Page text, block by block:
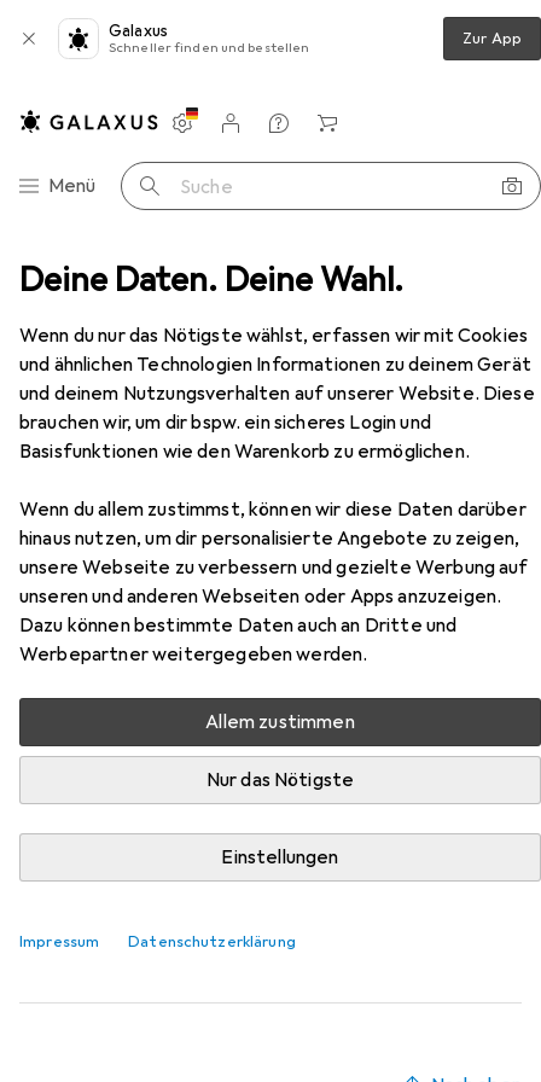
Deine Daten. Deine Wahl.
Wenn du nur das Nötigste wählst, erfassen wir mit Cookies
und ähnlichen Technologien Informationen zu deinem Gerät
und deinem Nutzungsverhalten auf unserer Website. Diese
brauchen wir, um dir bspw. ein sicheres Login und
Basisfunktionen wie den Warenkorb zu ermöglichen.
Wenn du allem zustimmst, können wir diese Daten darüber
hinaus nutzen, um dir personalisierte Angebote zu zeigen,
unsere Webseite zu verbessern und gezielte Werbung auf
unseren und anderen Webseiten oder Apps anzuzeigen.
Dazu können bestimmte Daten auch an Dritte und
Werbepartner weitergegeben werden.
Allem zustimmen
Nur das Nötigste
Einstellungen
Impressum Datenschutzerklärung
Galaxus
Schneller finden und bestellen Zur App
Navigation nach Kategorien
Menü Suche
Einstellungen
Kundenkonto
Vergleichslisten
Merklisten
Warenkorb
Couchtisch + Beistelltisch Beliani Crystal
BelianiCrystal
40 x 40 x 52 cm
Zubehör für Beliani Crystal
Hier findest du passendes Zubehör zum Produkt Beliani
Crystal aus der Kategorie Möbelgleiter + Schutzpuffer.
Möbelgleiter + Schutzpuffer
Fix-o-mollTeppich-Gleiter